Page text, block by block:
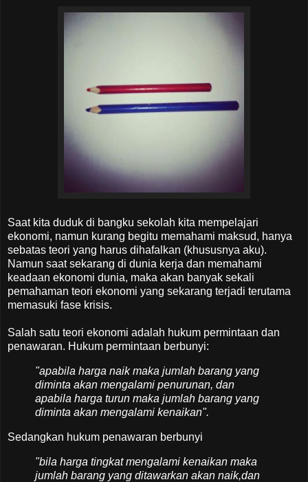
Saat kita duduk di bangku sekolah kita mempelajari
ekonomi, namun kurang begitu memahami maksud, hanya
sebatas teori yang harus dihafalkan (khususnya aku).
Namun saat sekarang di dunia kerja dan memahami
keadaan ekonomi dunia, maka akan banyak sekali
pemahaman teori ekonomi yang sekarang terjadi terutama
memasuki fase krisis.
Salah satu teori ekonomi adalah hukum permintaan dan
penawaran. Hukum permintaan berbunyi:
"apabila harga naik maka jumlah barang yang
diminta akan mengalami penurunan, dan
apabila harga turun maka jumlah barang yang
diminta akan mengalami kenaikan".
Sedangkan hukum penawaran berbunyi
"bila harga tingkat mengalami kenaikan maka
jumlah barang yang ditawarkan akan naik,dan